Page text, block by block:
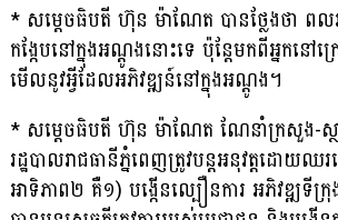
* សម្តេចធិបតី ហ៊ុន ម៉ាណែត បានថ្លែងថា ពលរ
កង្កែបនៅក្នុងអណ្តូងនោះទេ ប៉ុន្តែមកពីអ្នកន
មើលនូវអ្វីដែលអភិវឌ្ឍន៍នៅក្នុងអណ្តូង។
* សម្តេចធិបតី ហ៊ុន ម៉ាណែត ណែនាំក្រសួង-ស្
រដ្ឋបាលរាជធានីភ្នំពេញ​ត្រូវបន្តអនុវត្តដោយ
អាទិភាព២ គឺ១) បង្កើនល្បឿនការ អភិវឌ្ឍទីក្